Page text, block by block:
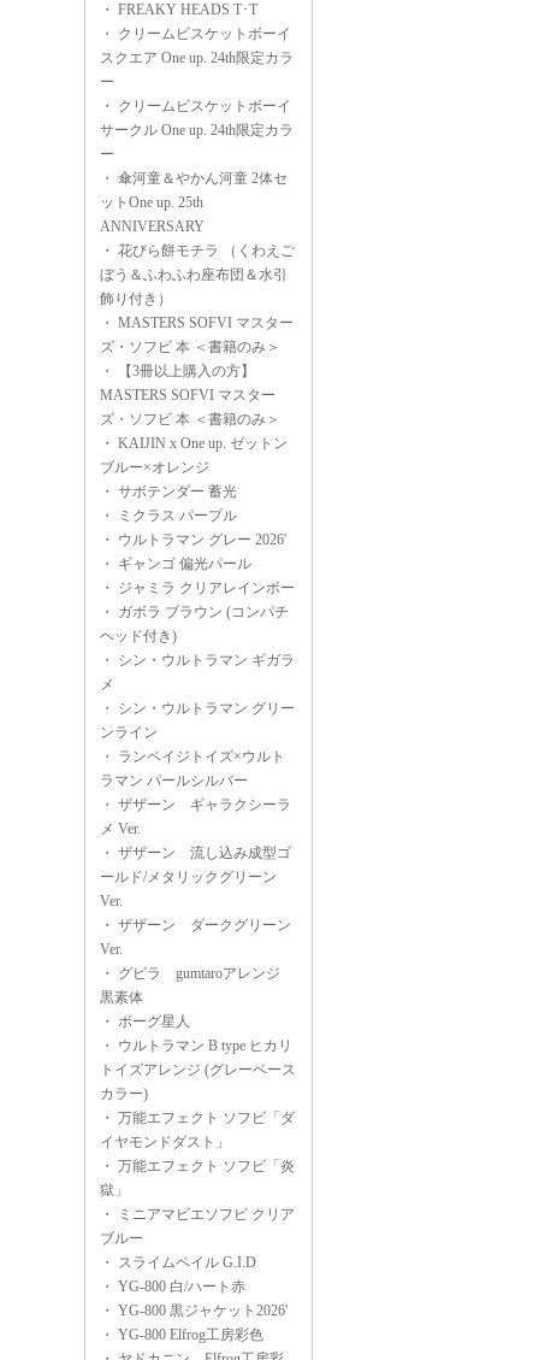
・ FREAKY HEADS T･T
・ クリームビスケットボーイ
スクエア One up. 24th限定カラ
ー
・ クリームビスケットボーイ
サークル One up. 24th限定カラ
ー
・ 傘河童＆やかん河童 2体セ
ットOne up. 25th
ANNIVERSARY
・ 花びら餅モチラ （くわえご
ぼう＆ふわふわ座布団＆水引
飾り付き）
・ MASTERS SOFVI マスター
ズ・ソフビ 本 ＜書籍のみ＞
・
【3冊以上購入の方】
MASTERS SOFVI マスター
ズ・ソフビ 本 ＜書籍のみ＞
・ KAIJIN x One up. ゼットン
ブルー×オレンジ
・ サボテンダー 蓄光
・
ミクラス パープル
・ ウルトラマン グレー 2026'
・ ギャンゴ 偏光パール
・ ジャミラ クリアレインボー
・ ガボラ ブラウン (コンパチ
ヘッド付き)
・ シン・ウルトラマン ギガラ
メ
・ シン・ウルトラマン グリー
ンライン
・ ランペイジトイズ×ウルト
ラマン パールシルバー
・ ザザーン ギャラクシーラ
メ Ver.
・ ザザーン 流し込み成型ゴ
ールド/メタリックグリーン
Ver.
・ ザザーン ダークグリーン
Ver.
・ グビラ gumtaroアレンジ
黒素体
・ ボーグ星人
・ ウルトラマン B type ヒカリ
トイズアレンジ (グレーベース
カラー)
・ 万能エフェクト ソフビ「ダ
イヤモンドダスト」
・ 万能エフェクト ソフビ「炎
獄」
・
ミニアマビエソフビ クリア
ブルー
・ スライムペイル G.I.D
・ YG-800 白/ハート赤
・ YG-800 黒ジャケット2026'
・ YG-800 Elfrog工房彩色